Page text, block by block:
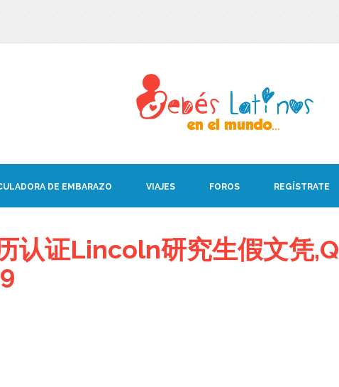
DE EMBARAZO VIAJES FOROS REGÍSTRATE
认证Lincoln研究生假文凭,Q